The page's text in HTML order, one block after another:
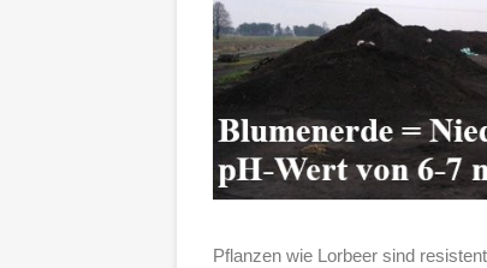
Pflanzen wie Lorbeer sind